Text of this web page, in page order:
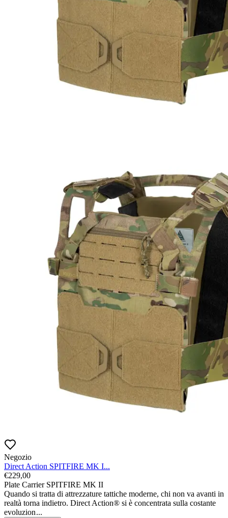
Negozio
Direct Action SPITFIRE MK I...
€229,00
Plate Carrier SPITFIRE MK II
Quando si tratta di attrezzature tattiche moderne, chi non va avanti in
realtà torna indietro. Direct Action® si è concentrata sulla costante
evoluzion...